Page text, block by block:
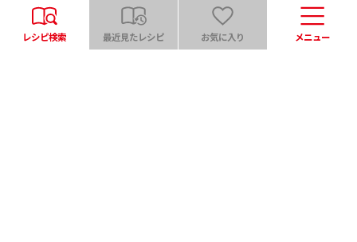
レシピ検索 最近見たレシピ お気に入り メニュー